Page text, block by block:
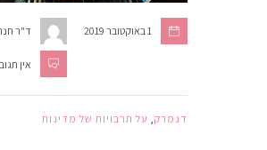
ד"ר 1 באוקטובר 2019
אין
דנמרק, על תרבויות של מדינות